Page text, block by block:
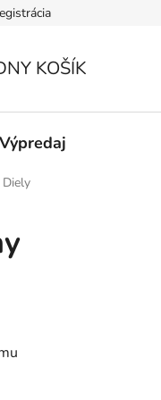
KOŠÍK
Výpredaj
Diely